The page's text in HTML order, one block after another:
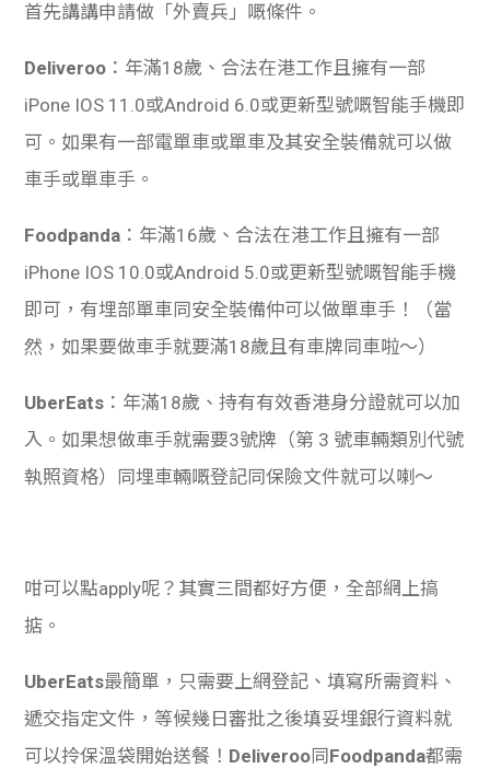
101
首先講講申請做「外賣兵」嘅條件。
Deliveroo ：年滿18歲、合法在港工作且擁有一部
iPone IOS 11.0或Android 6.0或更新型號嘅智能手機即
可。如果有一部電單車或單車及其安全裝備就可以做
車手或單車手。
Foodpanda ：年滿16歲、合法在港工作且擁有一部
iPhone IOS 10.0或Android 5.0或更新型號嘅智能手機
即可，有埋部單車同安全裝備仲可以做單車手！（當
然，如果要做車手就要滿18歲且有車牌同車啦～）
UberEats ：年滿18歲、持有有效香港身分證就可以加
入。如果想做車手就需要3號牌（第 3 號車輛類別代號
執照資格）同埋車輛嘅登記同保險文件就可以喇～
咁可以點apply呢？其實三間都好方便，全部網上搞
掂。
UberEats最簡單，只需要上網登記、填寫所需資料、
遞交指定文件，等候幾日審批之後填妥埋銀行資料就
可以拎保溫袋開始送餐！ Deliveroo同Foodpanda都需